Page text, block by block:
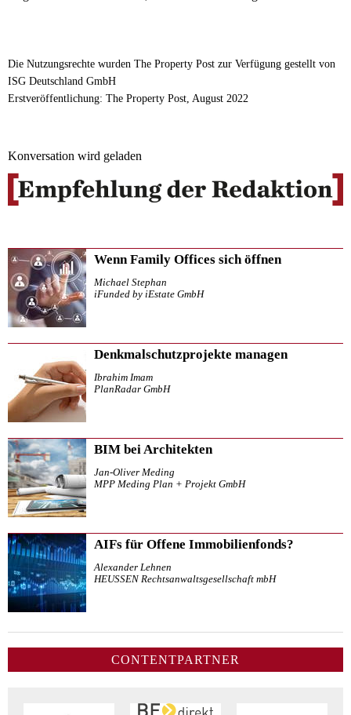
Die Nutzungsrechte wurden The Property Post zur Verfügung gestellt von
ISG Deutschland GmbH
Erstveröffentlichung: The Property Post, August 2022
Konversation wird geladen
Wenn Family Offices sich öffnen
Michael Stephan
iFunded by iEstate GmbH
Denkmalschutzprojekte managen
Ibrahim Imam
PlanRadar GmbH
BIM bei Architekten
Jan-Oliver Meding
MPP Meding Plan + Projekt GmbH
AIFs für Offene Immobilienfonds?
Alexander Lehnen
HEUSSEN Rechtsanwaltsgesellschaft mbH
CONTENTPARTNER